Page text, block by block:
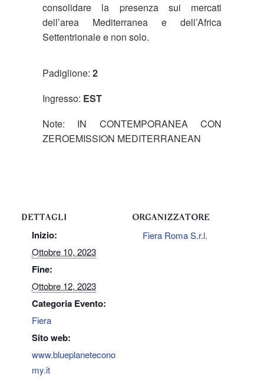
consolidare la presenza sui mercati
dell’area Mediterranea e dell’Africa
Settentrionale e non solo.
Padiglione: 2
Ingresso: EST
Note: IN CONTEMPORANEA CON
ZEROEMISSION MEDITERRANEAN
DETTAGLI
Inizio:
Ottobre 10, 2023
Fine:
Ottobre 12, 2023
Categoria Evento:
Fiera
Sito web:
www.blueplanetecono
my.it
ORGANIZZATORE
Fiera Roma S.r.l.